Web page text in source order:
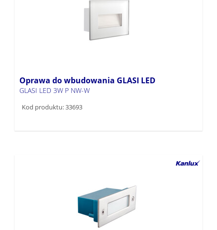
Oprawa do wbudowania GLASI LED
GLASI LED 3W P NW-W
Kod produktu: 33693